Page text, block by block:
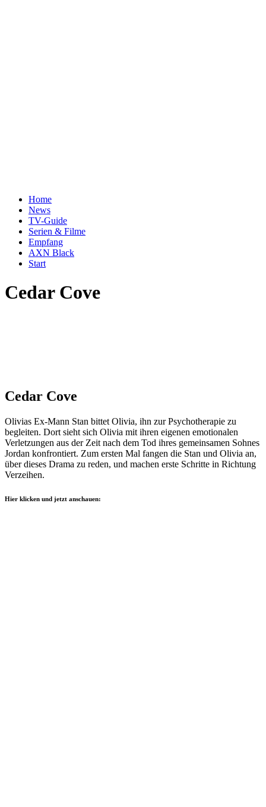
Home
News
TV-Guide
Serien & Filme
Empfang
AXN Black
Start
Cedar Cove
Cedar Cove
Olivias Ex-Mann Stan bittet Olivia, ihn zur Psychotherapie zu
begleiten. Dort sieht sich Olivia mit ihren eigenen emotionalen
Verletzungen aus der Zeit nach dem Tod ihres gemeinsamen Sohnes
Jordan konfrontiert. Zum ersten Mal fangen die Stan und Olivia an,
über dieses Drama zu reden, und machen erste Schritte in Richtung
Verzeihen.
Hier klicken und jetzt anschauen: